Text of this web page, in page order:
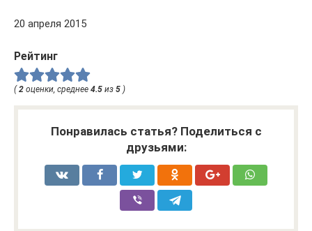
20 апреля 2015
Рейтинг
( 2 оценки, среднее 4.5 из 5 )
Понравилась статья? Поделиться с
друзьями: